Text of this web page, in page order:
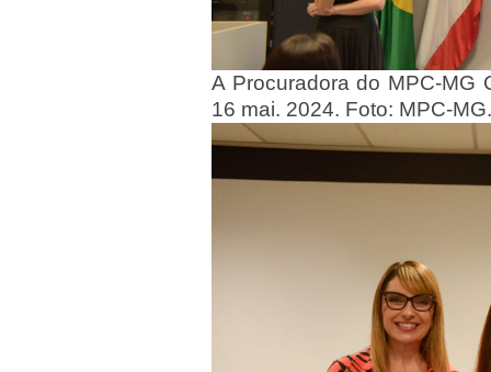
A Procuradora do MPC-MG
16 mai. 2024. Foto: MPC-MG.